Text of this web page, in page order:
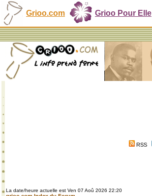
Grioo.com Grioo Pour Elle
RSS
La date/heure actuelle est Ven 07 Aoû 2026 22:20